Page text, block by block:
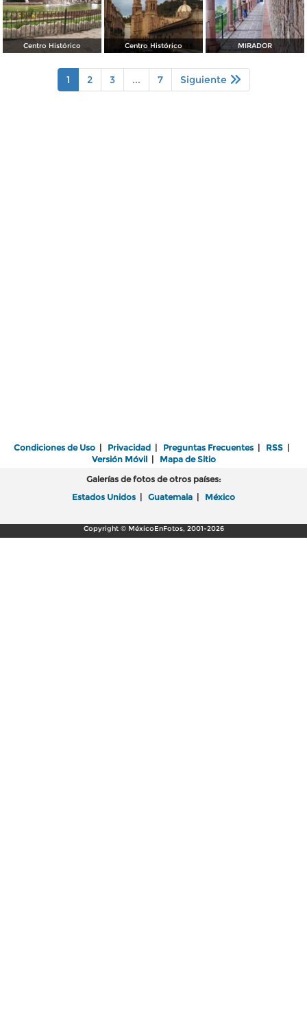
Centro Histórico Centro Histórico MIRADOR
1 2 3 ... 7 Siguiente
Condiciones de Uso | Privacidad | Preguntas Frecuentes | RSS |
Versión Móvil| Mapa de Sitio
Galerías de fotos de otros países:
Estados Unidos | Guatemala | México
Copyright © MéxicoEnFotos, 2001-2026